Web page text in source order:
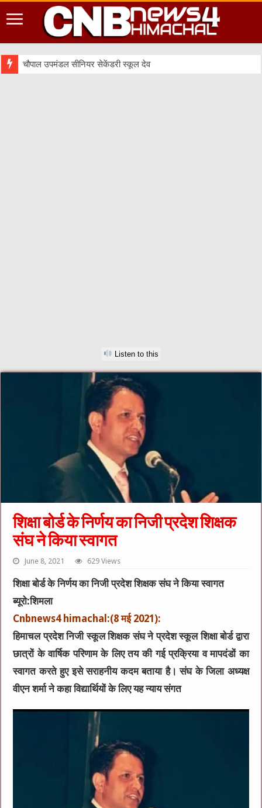
चौपाल उपमंडल सीनियर सेकेंडरी स्कूल देवत में रिटेल व टूरिज्म विष
Listen to this
शिक्षा बोर्ड के निर्णय का निजी प्रदेश शिक्षक
संघ ने किया स्वागत
June 8, 2021 629 Views
शिक्षा बोर्ड के निर्णय का निजी प्रदेश शिक्षक संघ ने किया स्वागत
ब्यूरो:शिमला
Cnbnews4 himachal:(8 मई 2021):
हिमाचल प्रदेश निजी स्कूल शिक्षक संघ ने प्रदेश स्कूल शिक्षा बोर्ड द्वारा
छात्रों के वार्षिक परिणाम के लिए तय की गई प्रक्रिया व मापदंडों का
स्वागत करते हुए इसे सराहनीय कदम बताया है। संघ के जिला अध्यक्ष
वीएन शर्मा ने कहा विद्यार्थियों के लिए यह न्याय संगत